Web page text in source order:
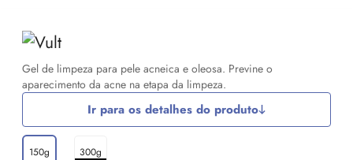
Gel de limpeza para pele acneica e oleosa. Previne o
aparecimento da acne na etapa da limpeza.
Ir para os detalhes do produto
150g 300g